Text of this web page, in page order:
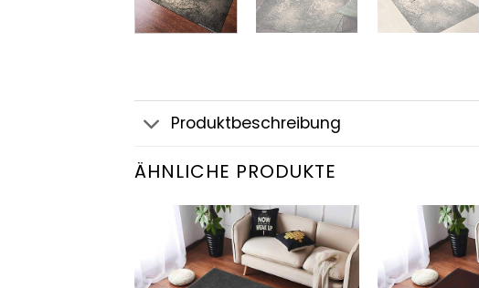
Produktbeschreibung
ÄHNLICHE PRODUKTE